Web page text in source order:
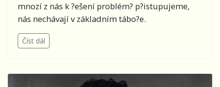
mnozí z nás k ?ešení problém? p?istupujeme,
nás nechávají v základním tábo?e.
Číst dál